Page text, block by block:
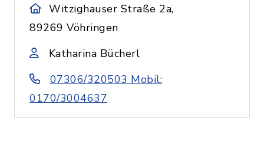
Witzighauser Straße 2a,
89269 Vöhringen
Katharina Bücherl
07306/320503 Mobil:
0170/3004637